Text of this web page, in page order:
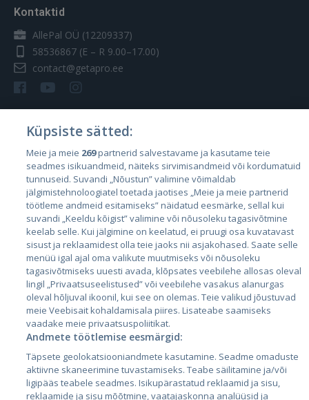
Kontaktid
AllePal OÜ (12209337)
58536867 (E – R 9.00–17.00)
contact@getapro.ee
Riigid
Eesti
Läti
Leedu
City24.lv
City24.ee
GetaPro.lv
GetaPro.ee
CVbankas.lt
Kainos.lt
Paslaugos.lt
auto24.ee
Küpsiste sätted:
Meie ja meie 269partnerid salvestavame ja kasutame teie
seadmes isikuandmeid, näiteks sirvimisandmeid või kordumatuid
tunnuseid. Suvandi „Nõustun” valimine võimaldab
jälgimistehnoloogiatel toetada jaotises „Meie ja meie partnerid
töötleme andmeid esitamiseks” näidatud eesmärke, sellal kui
suvandi „Keeldu kõigist” valimine või nõusoleku tagasivõtmine
keelab selle. Kui jälgimine on keelatud, ei pruugi osa kuvatavast
sisust ja reklaamidest olla teie jaoks nii asjakohased. Saate selle
menüü igal ajal oma valikute muutmiseks või nõusoleku
tagasivõtmiseks uuesti avada, klõpsates veebilehe allosas oleval
lingil „Privaatsuseelistused” või veebilehe vasakus alanurgas
oleval hõljuval ikoonil, kui see on olemas. Teie valikud jõustuvad
meie Veebisait kohaldamisala piires. Lisateabe saamiseks
vaadake meie privaatsuspoliitikat.
Andmete töötlemise eesmärgid:
Täpsete geolokatsiooniandmete kasutamine. Seadme omaduste
aktiivne skaneerimine tuvastamiseks. Teabe säilitamine ja/või
ligipääs teabele seadmes. Isikupärastatud reklaamid ja sisu,
reklaamide ja sisu mõõtmine, vaatajaskonna analüüsid ja